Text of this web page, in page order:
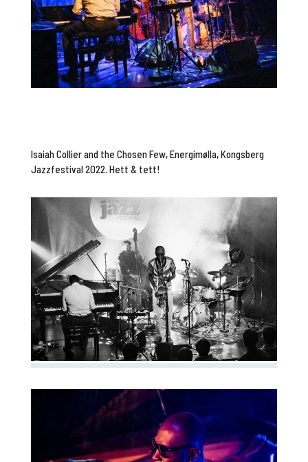
Isaiah Collier and the Chosen Few, Energimølla, Kongsberg
Jazzfestival 2022. Hett & tett!